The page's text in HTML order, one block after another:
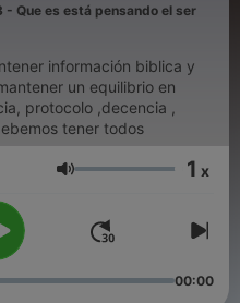
- Que es está pensando el ser
información biblica y
un equilibrio en
protocolo ,decencia ,
tener todos
Volumen 1 x
00:00